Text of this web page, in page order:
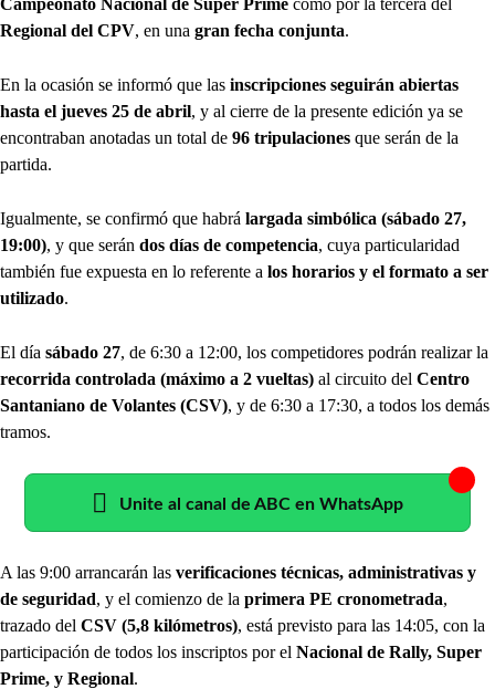
Campeonato Nacional de Super Prime como por la tercera del
Regional del CPV, en una gran fecha conjunta.
En la ocasión se informó que las inscripciones seguirán abiertas
hasta el jueves 25 de abril, y al cierre de la presente edición ya se
encontraban anotadas un total de 96 tripulaciones que serán de la
partida.
Igualmente, se confirmó que habrá largada simbólica (sábado 27,
19:00), y que serán dos días de competencia, cuya particularidad
también fue expuesta en lo referente a los horarios y el formato a ser
utilizado.
El día sábado 27, de 6:30 a 12:00, los competidores podrán realizar la
recorrida controlada (máximo a 2 vueltas) al circuito del Centro
Santaniano de Volantes (CSV), y de 6:30 a 17:30, a todos los demás
tramos.
Unite al canal de ABC en WhatsApp
A las 9:00 arrancarán las verificaciones técnicas, administrativas y
de seguridad, y el comienzo de la primera PE cronometrada,
trazado del CSV (5,8 kilómetros), está previsto para las 14:05, con la
participación de todos los inscriptos por el Nacional de Rally, Super
Prime, y Regional.